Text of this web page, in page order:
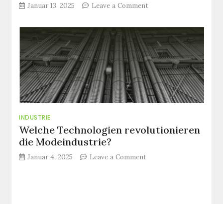
Januar 13, 2025 Leave a Commenton
Technologien
verändern
die
Industrie
am
meisten?
INDUSTRIE
Welche Technologien revolutionieren
die Modeindustrie?
Januar 4, 2025 Leave a Commenton